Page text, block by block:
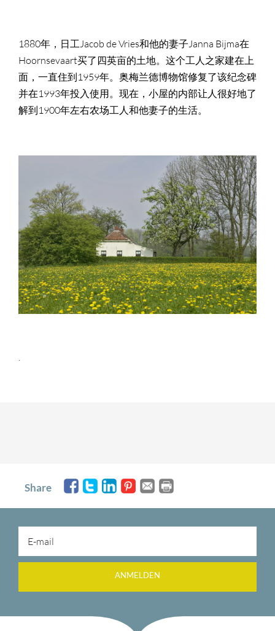
1880年，日工Jacob de Vries和他的妻子Janna Bijma在
Hoornsevaart买了四英亩的土地。这个工人之家建在上
面，一直住到1959年。奥梅兰德博物馆修复了该纪念碑
并在1993年投入使用。现在，小屋的内部让人很好地了
解到1900年左右农场工人和他妻子的生活。
.
Share
ANMELDEN